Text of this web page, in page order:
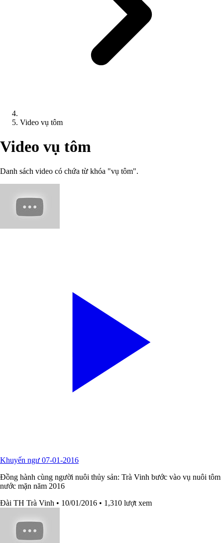
Video vụ tôm
Video vụ tôm
Danh sách video có chứa từ khóa "vụ tôm".
Khuyến ngư 07-01-2016
Đồng hành cùng người nuôi thủy sản: Trà Vinh bước vào vụ nuôi tôm
nước mặn năm 2016
Đài TH Trà Vinh • 10/01/2016 • 1,310 lượt xem